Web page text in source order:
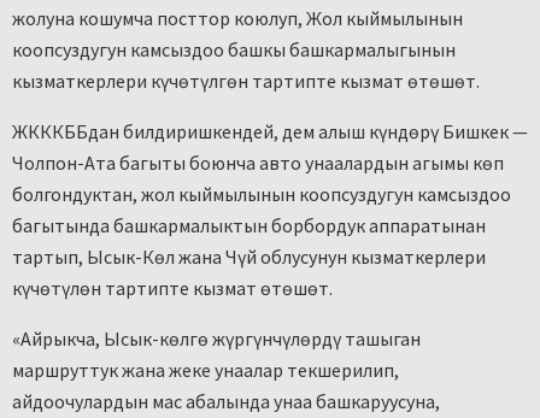
жолуна кошумча посттор коюлуп, Жол кыймылынын
коопсуздугун камсыздоо башкы башкармалыгынын
кызматкерлери күчөтүлгөн тартипте кызмат өтөшөт.
ЖКККББдан билдиришкендей, дем алыш күндөрү Бишкек —
Чолпон-Ата багыты боюнча авто унаалардын агымы көп
болгондуктан, жол кыймылынын коопсуздугун камсыздоо
багытында башкармалыктын борбордук аппаратынан
тартып, Ысык-Көл жана Чүй облусунун кызматкерлери
күчөтүлөн тартипте кызмат өтөшөт.
«Айрыкча, Ысык-көлгө жүргүнчүлөрдү ташыган
маршруттук жана жеке унаалар текшерилип,
айдоочулардын мас абалында унаа башкаруусуна,